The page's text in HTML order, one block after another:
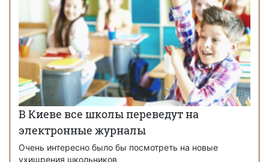
В Киеве все школы переведут на
электронные журналы
Очень интересно было бы посмотреть на новые
ухищрения школьников